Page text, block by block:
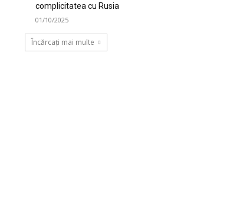
complicitatea cu Rusia
01/10/2025
Încărcați mai multe